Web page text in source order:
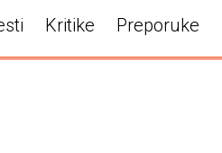
Kritike Preporuke